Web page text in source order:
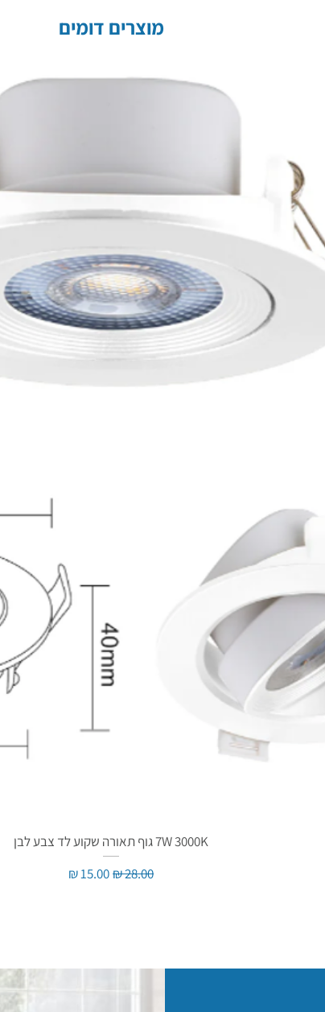
מוצרים דומים
7W 3000K גוף תאורה שקוע לד צבע לבן
מחיר רגילמחיר מבצע